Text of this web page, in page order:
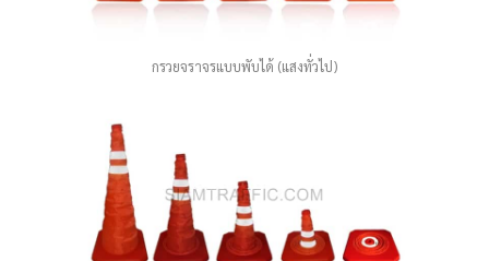
กรวยจราจรแบบพับได้ (แสงทั่วไป)